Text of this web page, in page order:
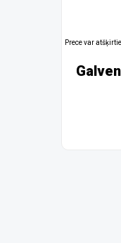
Prece var